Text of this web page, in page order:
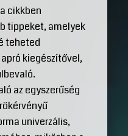
cikkben
tippeket, amelyek
teheted
kiegészítővel,
az egyszerűség
univerzális,